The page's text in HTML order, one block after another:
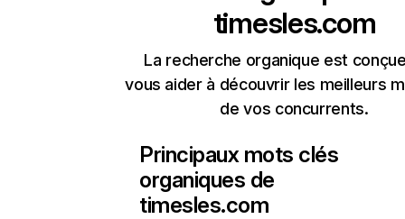
timesles.com
La recherche organique est
vous aider à découvrir les meilleurs
de vos concurrents.
Principaux mots clés
organiques de
timesles.com